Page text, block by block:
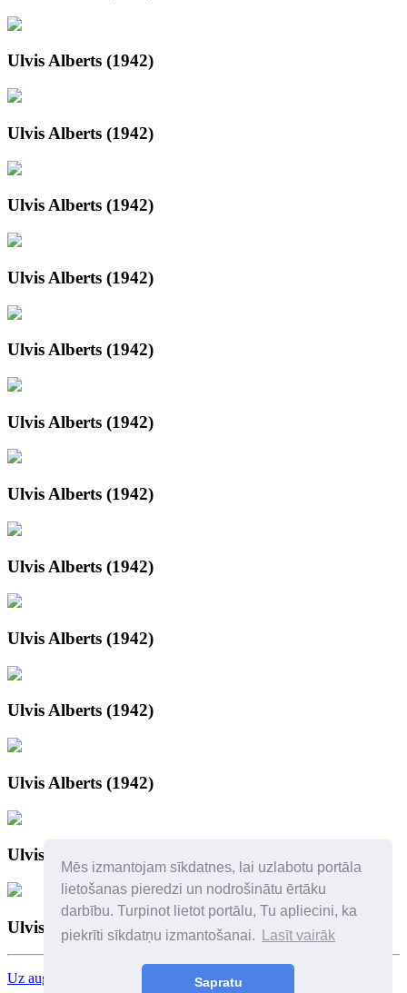
Mēs izmantojam sīkdatnes, lai uzlabotu portāla
lietošanas pieredzi un nodrošinātu ērtāku
darbību. Turpinot lietot portālu, Tu apliecini, ka
piekrīti sīkdatņu izmantošanai.
Lasīt vairāk
Sapratu
Ulvis Alberts (1942)
Ulvis Alberts (1942)
Ulvis Alberts (1942)
Ulvis Alberts (1942)
Ulvis Alberts (1942)
Ulvis Alberts (1942)
Ulvis Alberts (1942)
Ulvis Alberts (1942)
Ulvis Alberts (1942)
Ulvis Alberts (1942)
Ulvis Alberts (1942)
Ulvis Alberts "Poker Face 2"
Ulvis Alberts (1942)
Uz augšu